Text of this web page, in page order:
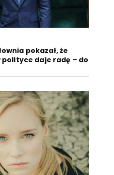
pokazał, że
daje radę – do